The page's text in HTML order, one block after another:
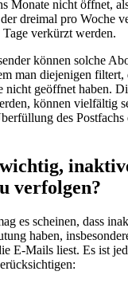
Monate nicht öffnet,
dreimal pro Woche
verkürzt werden.
können solche
man diejenigen
nicht geöffnet haben.
können vielfältig
des Postfachs
verfolgen?
es scheinen, dass
haben,
E-Mails liest. Es ist